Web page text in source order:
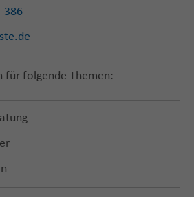
386
für folgende Themen: